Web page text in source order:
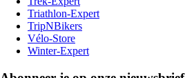
Triathlon-Expert
TripNBikers
Vélo-Store
Winter-Expert